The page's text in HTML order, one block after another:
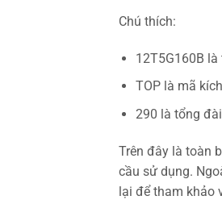
Chú thích:
12T5G160B
TOP là mã
290 là tổng
Trên đây là toàn
cầu sử dụng.
lại để tham khảo